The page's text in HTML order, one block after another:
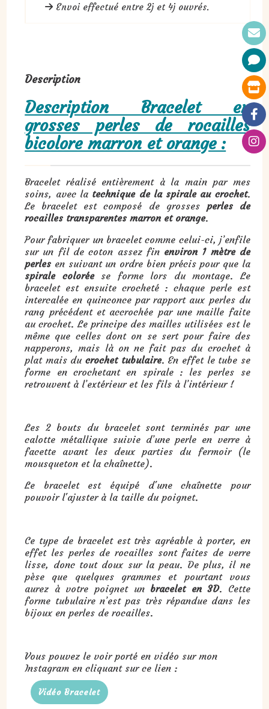
Envoi effectué entre 2j et 4j ouvrés.
Description
Description Bracelet en
grosses perles de rocailles
bicolore marron et orange :
Bracelet réalisé entièrement à la main par mes
soins, avec la technique de la spirale au crochet.
Le bracelet est composé de grosses perles de
rocailles transparentes marron et orange.
Pour fabriquer un bracelet comme celui-ci, j’enfile
sur un fil de coton assez fin environ 1 mètre de
perles en suivant un ordre bien précis pour que la
spirale coloréese forme lors du montage. Le
bracelet est ensuite crocheté : chaque perle est
intercalée en quinconce par rapport aux perles du
rang précédent et accrochée par une maille faite
au crochet. Le principe des mailles utilisées est le
même que celles dont on se sert pour faire des
napperons, mais là on ne fait pas du crochet à
plat mais du crochet tubulaire. En effet le tube se
forme en crochetant en spirale : les perles se
retrouvent à l’extérieur et les fils à l’intérieur !
Les 2 bouts du bracelet sont terminés par une
calotte métallique suivie d’une perle en verre à
facette avant les deux parties du fermoir (le
mousqueton et la chaînette).
Le bracelet est équipé d'une chaînette pour
pouvoir l'ajuster à la taille du poignet.
Ce type de bracelet est très agréable à porter, en
effet les perles de rocailles sont faites de verre
lisse, donc tout doux sur la peau. De plus, il ne
pèse que quelques grammes et pourtant vous
aurez à votre poignet un bracelet en 3D. Cette
forme tubulaire n’est pas très répandue dans les
bijoux en perles de rocailles.
Vous pouvez le voir porté en vidéo sur mon
Instagram en cliquant sur ce lien :
Vidéo Bracelet